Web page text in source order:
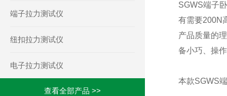
端子拉力测试仪
纽扣拉力测试仪
电子拉力测试仪
查看全部产品 >>
SGWS端子
有需要200N
产品质量的
备小巧、操
本款SGWS